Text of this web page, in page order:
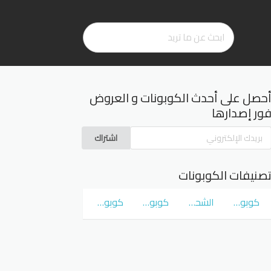
أحصل على أحدث الكوبونات و العروض
فور إصدارها
اشتراك
تصنيفات الكوبونات
كوبونات و عروض سوق كوم الشحن المجاني كوبونات و عروض نمشي Namshi كوبونات و عروض نون Noon